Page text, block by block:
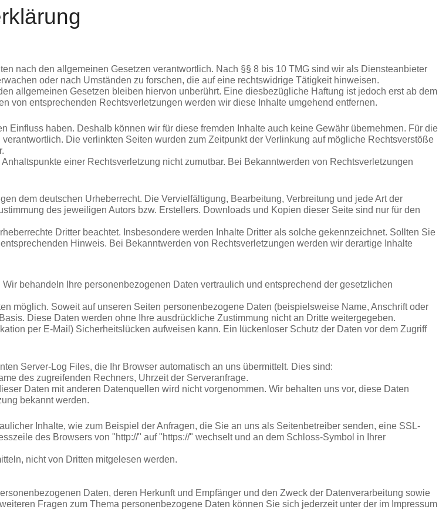
nach den allgemeinen Gesetzen verantwortlich. Nach §§ 8 bis 10 TMG sind wir als Diensteanbieter
oder nach Umständen zu forschen, die auf eine rechtswidrige Tätigkeit hinweisen.
allgemeinen Gesetzen bleiben hiervon unberührt. Eine diesbezügliche Haftung ist jedoch erst ab dem
von entsprechenden Rechtsverletzungen werden wir diese Inhalte umgehend entfernen.
Einfluss haben. Deshalb können wir für diese fremden Inhalte auch keine Gewähr übernehmen. Für die
Die verlinkten Seiten wurden zum Zeitpunkt der Verlinkung auf mögliche Rechtsverstöße
einer Rechtsverletzung nicht zumutbar. Bei Bekanntwerden von Rechtsverletzungen
dem deutschen Urheberrecht. Die Vervielfältigung, Bearbeitung, Verbreitung und jede Art der
des jeweiligen Autors bzw. Erstellers. Downloads und Kopien dieser Seite sind nur für den
Dritter beachtet. Insbesondere werden Inhalte Dritter als solche gekennzeichnet. Sollten Sie
Hinweis. Bei Bekanntwerden von Rechtsverletzungen werden wir derartige Inhalte
behandeln Ihre personenbezogenen Daten vertraulich und entsprechend der gesetzlichen
möglich. Soweit auf unseren Seiten personenbezogene Daten (beispielsweise Name, Anschrift oder
Diese Daten werden ohne Ihre ausdrückliche Zustimmung nicht an Dritte weitergegeben.
per E-Mail) Sicherheitslücken aufweisen kann. Ein lückenloser Schutz der Daten vor dem Zugriff
Server-Log Files, die Ihr Browser automatisch an uns übermittelt. Dies sind:
des zugreifenden Rechners, Uhrzeit der Serveranfrage.
Daten mit anderen Datenquellen wird nicht vorgenommen. Wir behalten uns vor, diese Daten
bekannt werden.
Inhalte, wie zum Beispiel der Anfragen, die Sie an uns als Seitenbetreiber senden, eine SSL-
des Browsers von "http://" auf "https://" wechselt und an dem Schloss-Symbol in Ihrer
nicht von Dritten mitgelesen werden.
Daten, deren Herkunft und Empfänger und den Zweck der Datenverarbeitung sowie
Fragen zum Thema personenbezogene Daten können Sie sich jederzeit unter der im Impressum